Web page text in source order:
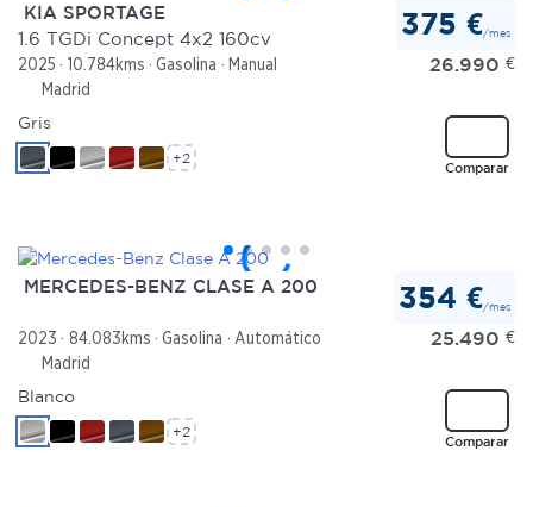
KIA SPORTAGE
1.6 TGDi Concept 4x2 160cv
2025 10.784kms Gasolina
Manual
Madrid
375 €/mes
26.990 €
Comparar
Gris
+2
MERCEDES-BENZ CLASE A 200
2023 84.083kms Gasolina
Automático
Madrid
354 €/mes
25.490 €
Comparar
Blanco
+2